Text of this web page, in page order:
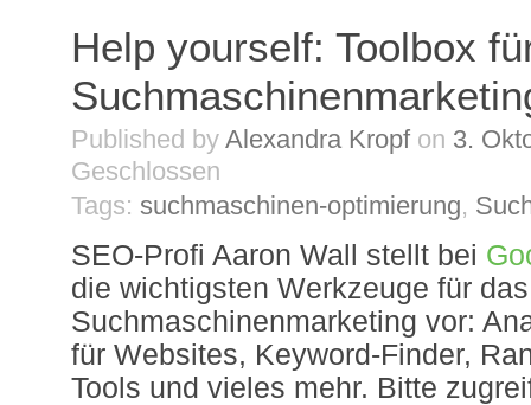
Help yourself: Toolbox
Published by Alexandra Kropf on 3.
Geschlossen
Tags: suchmaschinen-optimierung,
SEO-Profi Aaron Wall stellt bei
die wichtigsten Werkzeuge für das
Suchmaschinenmarketing vor:
für Websites, Keyword-Finder,
Tools und vieles mehr. Bitte